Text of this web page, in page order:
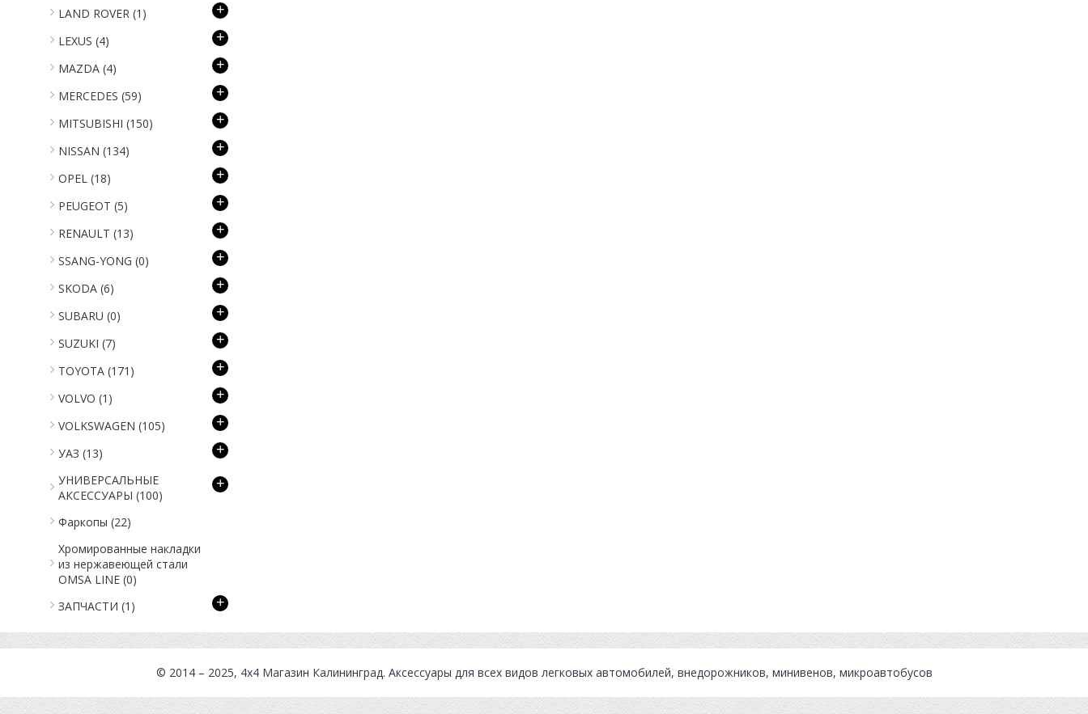
LAND ROVER (1) +
LEXUS (4) +
MAZDA (4) +
MERCEDES (59) +
MITSUBISHI (150) +
NISSAN (134) +
OPEL (18) +
PEUGEOT (5) +
RENAULT (13) +
SSANG-YONG (0) +
SKODA (6) +
SUBARU (0) +
SUZUKI (7) +
TOYOTA (171) +
VOLVO (1) +
VOLKSWAGEN (105) +
УАЗ (13) +
УНИВЕРСАЛЬНЫЕ
АКСЕССУАРЫ (100)
+
Фаркопы (22)
Хромированные накладки
из нержавеющей стали
OMSA LINE (0)
ЗАПЧАСТИ (1) +
© 2014 – 2025, 4x4 Магазин Калининград. Аксессуары для всех видов легковых автомобилей, внедорожников, минивенов, микроавтобусов